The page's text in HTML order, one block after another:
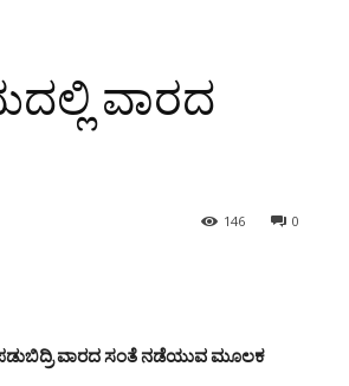
ವಾರದ
0
146
ವಾರದ ಸಂತೆ ನಡೆಯುವ ಮೂಲಕ